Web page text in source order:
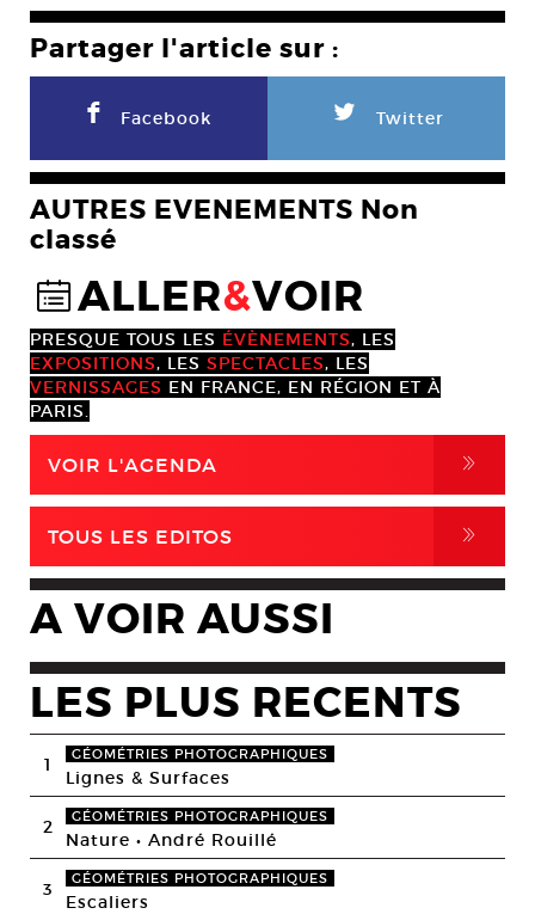
Partager l'article sur :
F Facebook L Twitter
AUTRES EVENEMENTS Non
classé
@ALLER&VOIR
PRESQUE TOUS LES ÉVÈNEMENTS, LES
EXPOSITIONS, LES SPECTACLES, LES
VERNISSAGES EN FRANCE, EN RÉGION ET À
PARIS.
VOIR L'AGENDA ,
TOUS LES EDITOS ,
A VOIR AUSSI
LES PLUS RECENTS
1 GÉOMÉTRIES PHOTOGRAPHIQUES
Lignes & Surfaces
2 GÉOMÉTRIES PHOTOGRAPHIQUES
Nature • André Rouillé
3 GÉOMÉTRIES PHOTOGRAPHIQUES
Escaliers